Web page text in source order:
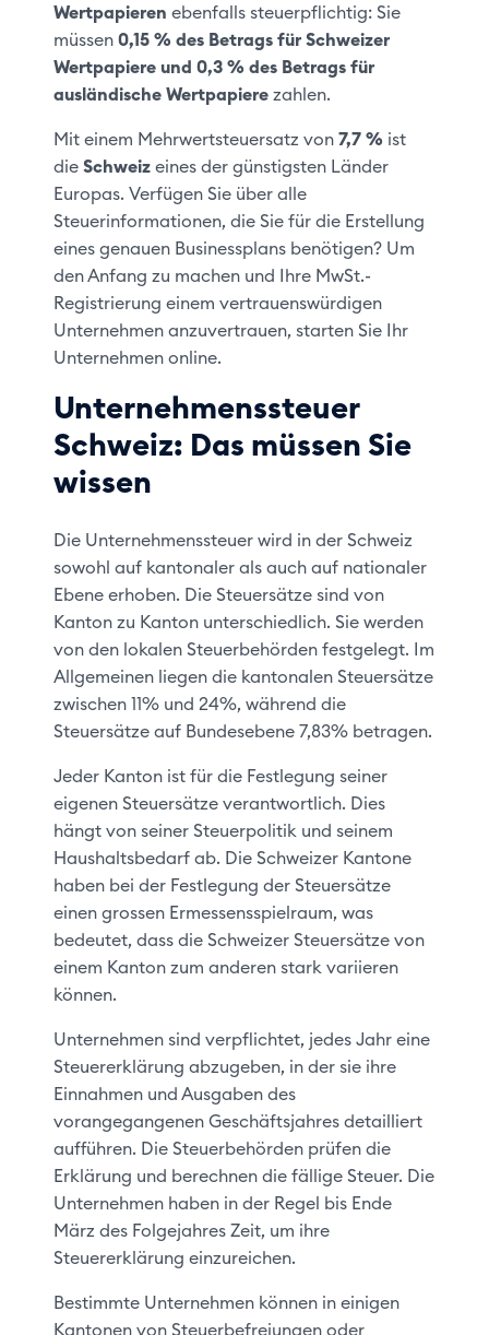
Wertpapieren ebenfalls steuerpflichtig: Sie
müssen0,15 % des Betrags für Schweizer
Wertpapiere und 0,3 % des Betrags für
ausländische Wertpapiere zahlen.
Mit einem Mehrwertsteuersatz von7,7 % ist
dieSchweiz eines der günstigsten Länder
Europas. Verfügen Sie über alle
Steuerinformationen, die Sie für die Erstellung
eines genauen Businessplans benötigen? Um
den Anfang zu machen und Ihre MwSt.-
Registrierung einem vertrauenswürdigen
Unternehmen anzuvertrauen, starten Sie Ihr
Unternehmen online.
Unternehmenssteuer
Schweiz: Das müssen Sie
wissen
Die Unternehmenssteuer wird in der Schweiz
sowohl auf kantonaler als auch auf nationaler
Ebene erhoben. Die Steuersätze sind von
Kanton zu Kanton unterschiedlich. Sie werden
von den lokalen Steuerbehörden festgelegt. Im
Allgemeinen liegen die kantonalen Steuersätze
zwischen 11% und 24%, während die
Steuersätze auf Bundesebene 7,83% betragen.
Jeder Kanton ist für die Festlegung seiner
eigenen Steuersätze verantwortlich. Dies
hängt von seiner Steuerpolitik und seinem
Haushaltsbedarf ab. Die Schweizer Kantone
haben bei der Festlegung der Steuersätze
einen grossen Ermessensspielraum, was
bedeutet, dass die Schweizer Steuersätze von
einem Kanton zum anderen stark variieren
können.
Unternehmen sind verpflichtet, jedes Jahr eine
Steuererklärung abzugeben, in der sie ihre
Einnahmen und Ausgaben des
vorangegangenen Geschäftsjahres detailliert
aufführen. Die Steuerbehörden prüfen die
Erklärung und berechnen die fällige Steuer. Die
Unternehmen haben in der Regel bis Ende
März des Folgejahres Zeit, um ihre
Steuererklärung einzureichen.
Bestimmte Unternehmen können in einigen
Kantonen von Steuerbefreiungen oder